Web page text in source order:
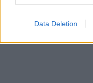
Data Deletion